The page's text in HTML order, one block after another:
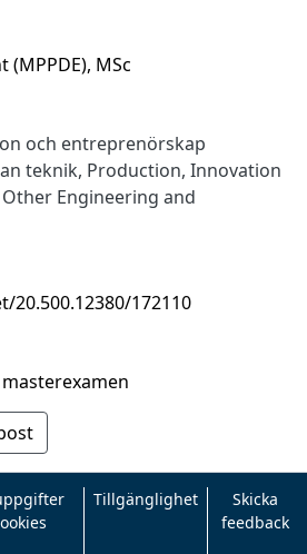
MSc
och entreprenörskap
teknik, Production, Innovation
Other Engineering and
172110
Tillgänglighet
Skicka
feedback